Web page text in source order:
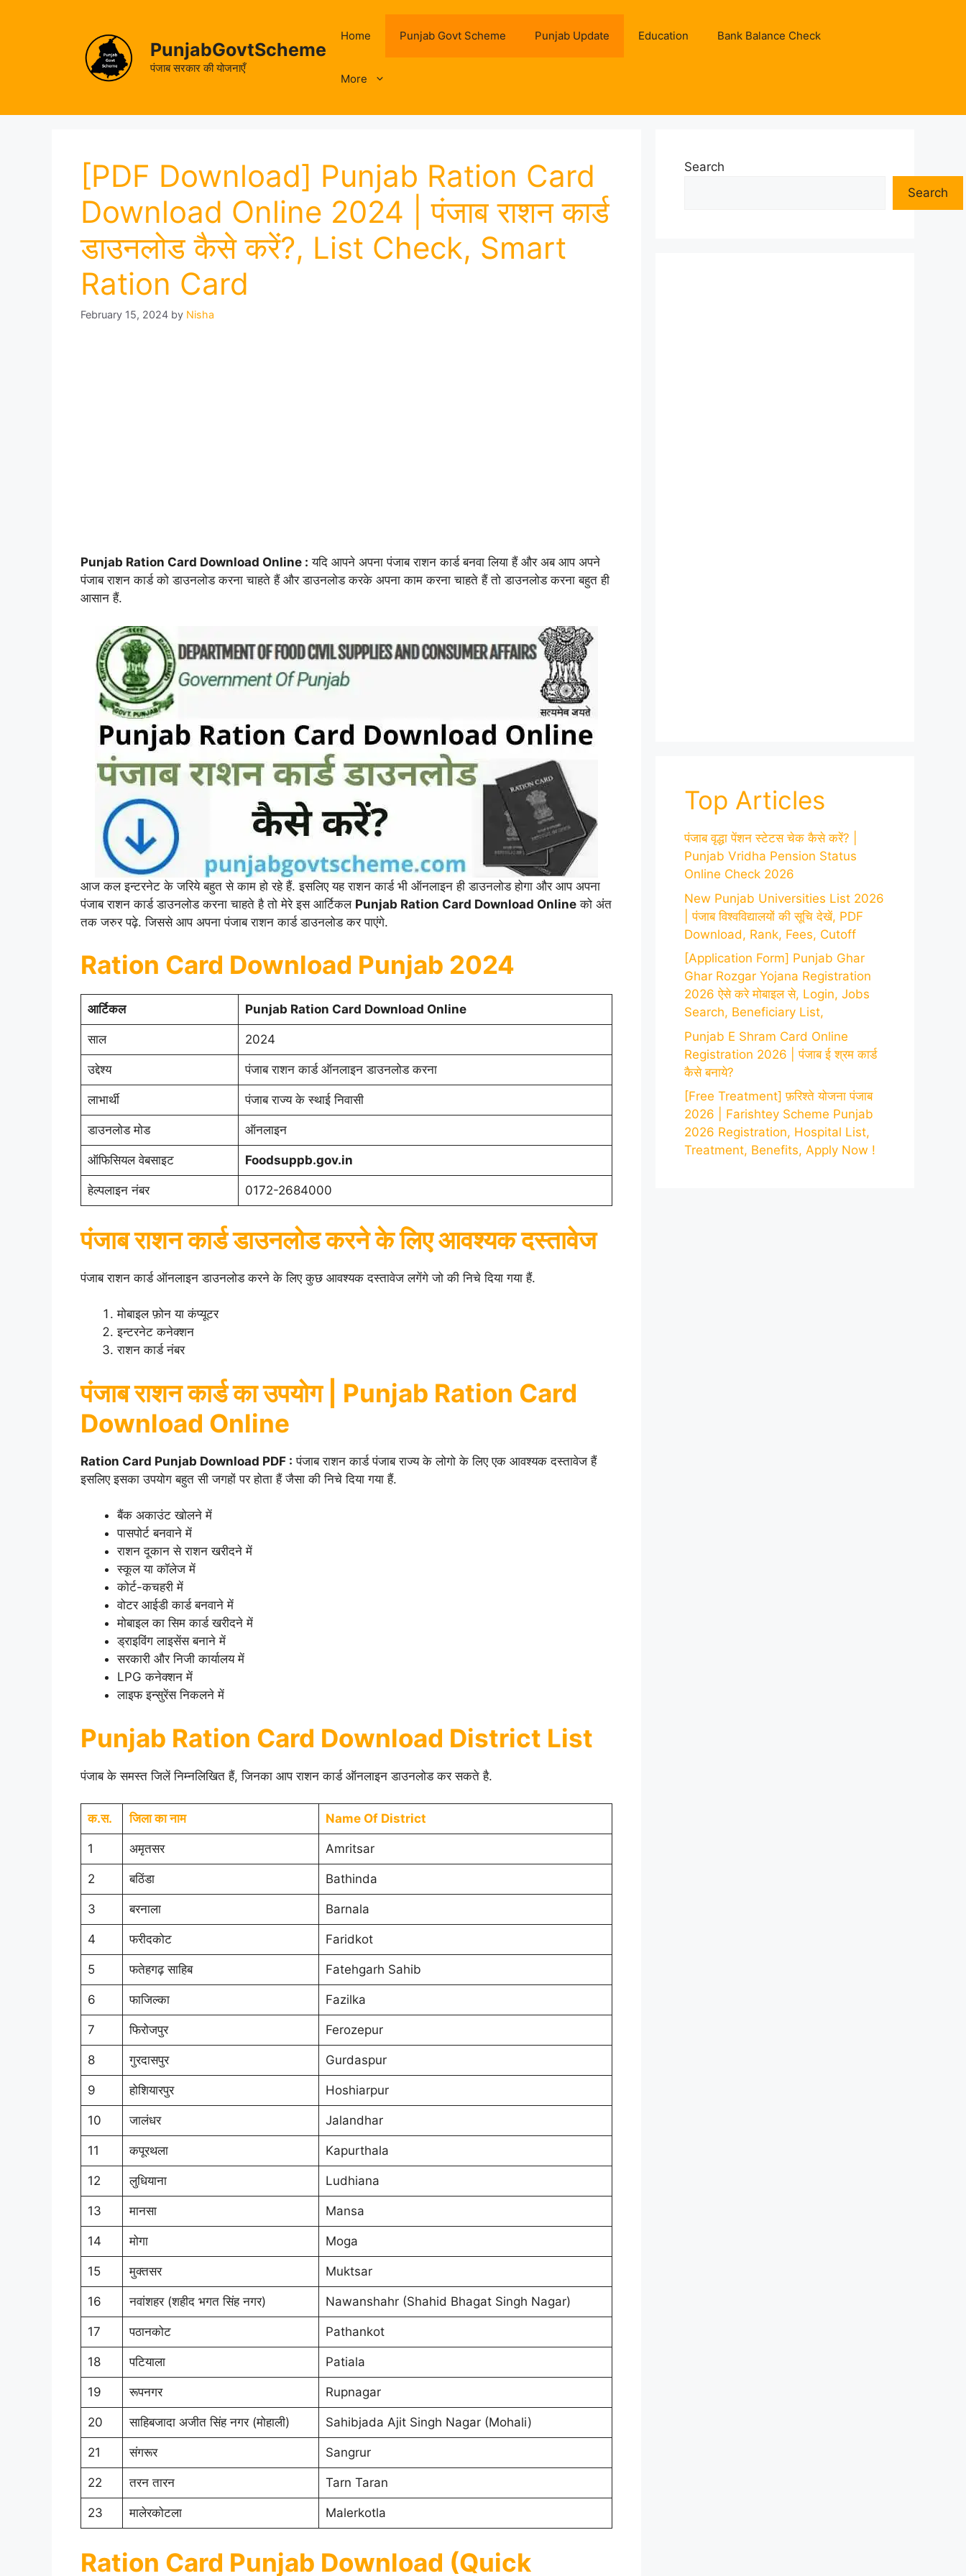
PunjabGovtScheme
पंजाब सरकार की योजनाएँ
Home Punjab Govt Scheme Punjab Update Education Bank Balance Check
More
[PDF Download] Punjab Ration Card
Download Online 2024 | पंजाब राशन कार्ड
डाउनलोड कैसे करें?, List Check, Smart
Ration Card
February 15, 2024 by Nisha
Punjab Ration Card Download Online : यदि आपने अपना पंजाब राशन कार्ड बनवा लिया हैं और अब आप अपने
पंजाब राशन कार्ड को डाउनलोड करना चाहते हैं और डाउनलोड करके अपना काम करना चाहते हैं तो डाउनलोड करना बहुत ही
आसान हैं.
आज कल इन्टरनेट के जरिये बहुत से काम हो रहे हैं. इसलिए यह राशन कार्ड भी ऑनलाइन ही डाउनलोड होगा और आप अपना
पंजाब राशन कार्ड डाउनलोड करना चाहते है तो मेरे इस आर्टिकल Punjab Ration Card Download Online को अंत
तक जरुर पढ़े. जिससे आप अपना पंजाब राशन कार्ड डाउनलोड कर पाएंगे.
Ration Card Download Punjab 2024
आर्टिकल Punjab Ration Card Download Online
साल 2024
उद्देश्य पंजाब राशन कार्ड ऑनलाइन डाउनलोड करना
लाभार्थी पंजाब राज्य के स्थाई निवासी
डाउनलोड मोड ऑनलाइन
ऑफिसियल वेबसाइट Foodsuppb.gov.in
हेल्पलाइन नंबर 0172-2684000
पंजाब राशन कार्ड डाउनलोड करने के लिए आवश्यक दस्तावेज
पंजाब राशन कार्ड ऑनलाइन डाउनलोड करने के लिए कुछ आवश्यक दस्तावेज लगेंगे जो की निचे दिया गया हैं.
मोबाइल फ़ोन या कंप्यूटर
इन्टरनेट कनेक्शन
राशन कार्ड नंबर
पंजाब राशन कार्ड का उपयोग | Punjab Ration Card
Download Online
Ration Card Punjab Download PDF : पंजाब राशन कार्ड पंजाब राज्य के लोगो के लिए एक आवश्यक दस्तावेज हैं
इसलिए इसका उपयोग बहुत सी जगहों पर होता हैं जैसा की निचे दिया गया हैं.
बैंक अकाउंट खोलने में
पासपोर्ट बनवाने में
राशन दूकान से राशन खरीदने में
स्कूल या कॉलेज में
कोर्ट-कचहरी में
वोटर आईडी कार्ड बनवाने में
मोबाइल का सिम कार्ड खरीदने में
ड्राइविंग लाइसेंस बनाने में
सरकारी और निजी कार्यालय में
LPG कनेक्शन में
लाइफ इन्सुरेंस निकलने में
Punjab Ration Card Download District List
पंजाब के समस्त जिलें निम्नलिखित हैं, जिनका आप राशन कार्ड ऑनलाइन डाउनलोड कर सकते है.
क.स. जिला का नाम Name Of District
1 अमृतसर Amritsar
2 बठिंडा Bathinda
3 बरनाला Barnala
4 फरीदकोट Faridkot
5 फतेहगढ़ साहिब Fatehgarh Sahib
6 फाजिल्का Fazilka
7 फिरोजपुर Ferozepur
8 गुरदासपुर Gurdaspur
9 होशियारपुर Hoshiarpur
10 जालंधर Jalandhar
11 कपूरथला Kapurthala
12 लुधियाना Ludhiana
13 मानसा Mansa
14 मोगा Moga
15 मुक्तसर Muktsar
16 नवांशहर (शहीद भगत सिंह नगर) Nawanshahr (Shahid Bhagat Singh Nagar)
17 पठानकोट Pathankot
18 पटियाला Patiala
19 रूपनगर Rupnagar
20 साहिबजादा अजीत सिंह नगर (मोहाली) Sahibjada Ajit Singh Nagar (Mohali)
21 संगरूर Sangrur
22 तरन तारन Tarn Taran
23 मालेरकोटला Malerkotla
Ration Card Punjab Download (Quick
Search
Search
Top Articles
पंजाब वृद्धा पेंशन स्टेटस चेक कैसे करें? |
Punjab Vridha Pension Status
Online Check 2026
New Punjab Universities List 2026
| पंजाब विश्वविद्यालयों की सूचि देखें, PDF
Download, Rank, Fees, Cutoff
[Application Form] Punjab Ghar
Ghar Rozgar Yojana Registration
2026 ऐसे करे मोबाइल से, Login, Jobs
Search, Beneficiary List,
Punjab E Shram Card Online
Registration 2026 | पंजाब ई श्रम कार्ड
कैसे बनाये?
[Free Treatment] फ़रिश्ते योजना पंजाब
2026 | Farishtey Scheme Punjab
2026 Registration, Hospital List,
Treatment, Benefits, Apply Now !